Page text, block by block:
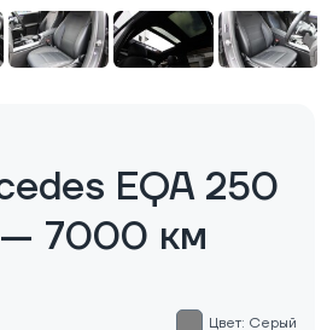
EQA 250
7000 км
Цвет: Серый